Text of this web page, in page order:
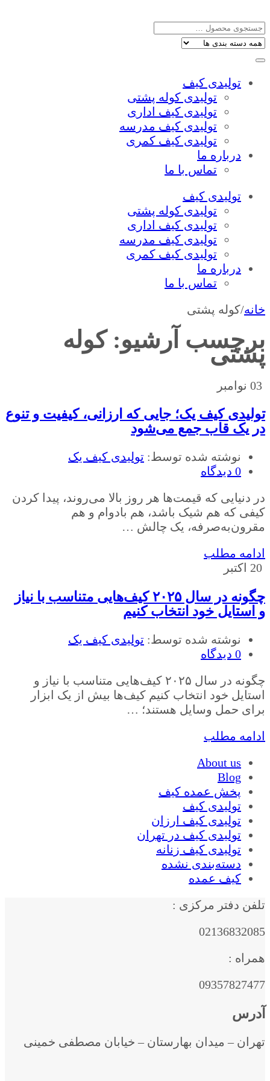
تولیدی کیف
تولیدی کوله پشتی
تولیدی کیف اداری
تولیدی کیف مدرسه
تولیدی کیف کمری
درباره ما
تماس با ما
تولیدی کیف
تولیدی کوله پشتی
تولیدی کیف اداری
تولیدی کیف مدرسه
تولیدی کیف کمری
درباره ما
تماس با ما
خانه/کوله پشتی
برچسب آرشیو:کوله
پشتی
03 نوامبر
تولیدی کیف یک؛ جایی که ارزانی، کیفیت و تنوع
در یک قاب جمع می‌شود
نوشته شده توسط: تولیدی کیف یک
0 دیدگاه
در دنیایی که قیمت‌ها هر روز بالا می‌روند، پیدا کردن
کیفی که هم شیک باشد، هم بادوام و هم
مقرون‌به‌صرفه، یک چالش …
ادامه مطلب
20 اکتبر
چگونه در سال ۲۰۲۵ کیف‌هایی متناسب با نیاز
و استایل خود انتخاب کنیم
نوشته شده توسط: تولیدی کیف یک
0 دیدگاه
چگونه در سال ۲۰۲۵ کیف‌هایی متناسب با نیاز و
استایل خود انتخاب کنیم کیف‌ها بیش از یک ابزار
برای حمل وسایل هستند؛ …
ادامه مطلب
About us
Blog
پخش عمده کیف
تولیدی کیف
تولیدی کیف ارزان
تولیدی کیف در تهران
تولیدی کیف زنانه
دسته‌بندی نشده
کیف عمده
تلفن دفتر مرکزی :
02136832085
همراه :
09357827477
آدرس
تهران – میدان بهارستان – خیابان مصطفی خمینی